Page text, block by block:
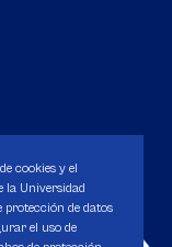
y servicios de la
cookies y el
la Universidad
protección de datos
el uso de